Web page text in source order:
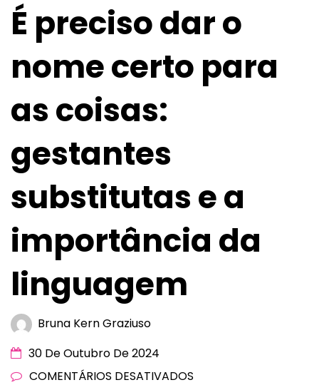
É preciso dar o
nome certo para
as coisas:
gestantes
substitutas e a
importância da
linguagem
Bruna Kern Graziuso
30 De Outubro De 2024
COMENTÁRIOS DESATIVADOS